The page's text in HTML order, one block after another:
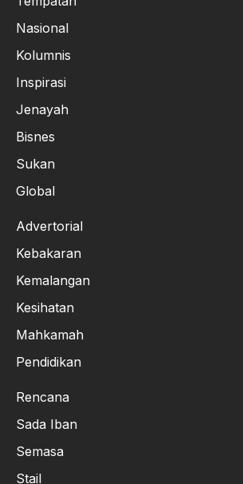
Nasional
Kolumnis
Inspirasi
Jenayah
Bisnes
Sukan
Global
Advertorial
Kebakaran
Kemalangan
Kesihatan
Mahkamah
Pendidikan
Rencana
Sada Iban
Semasa
Stail